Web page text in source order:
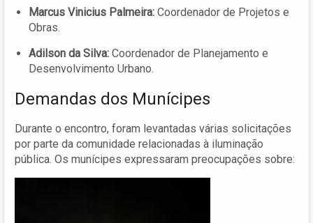
Marcus Vinicius Palmeira: Coordenador de Projetos e
Obras.
Adilson da Silva: Coordenador de Planejamento e
Desenvolvimento Urbano.
Demandas dos Munícipes
Durante o encontro, foram levantadas várias solicitações
por parte da comunidade relacionadas à iluminação
pública. Os munícipes expressaram preocupações sobre: